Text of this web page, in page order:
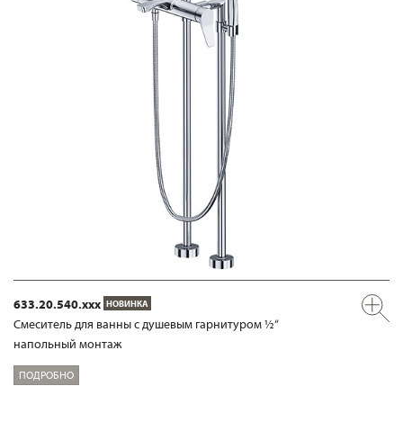
633.20.540.xxx НОВИНКА
Смеситель для ванны с душевым гарнитуром ½“
напольный монтаж
ПОДРОБНО